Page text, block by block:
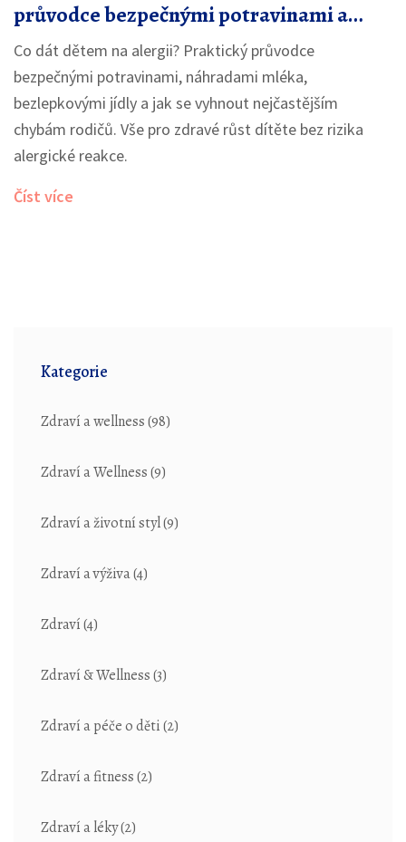
průvodce bezpečnými potravinami a
náhradami
Co dát dětem na alergii? Praktický průvodce
bezpečnými potravinami, náhradami mléka,
bezlepkovými jídly a jak se vyhnout nejčastějším
chybám rodičů. Vše pro zdravé růst dítěte bez rizika
alergické reakce.
Číst více
Kategorie
Zdraví a wellness(98)
Zdraví a Wellness(9)
Zdraví a životní styl(9)
Zdraví a výživa(4)
Zdraví(4)
Zdraví & Wellness(3)
Zdraví a péče o děti(2)
Zdraví a fitness(2)
Zdraví a léky(2)